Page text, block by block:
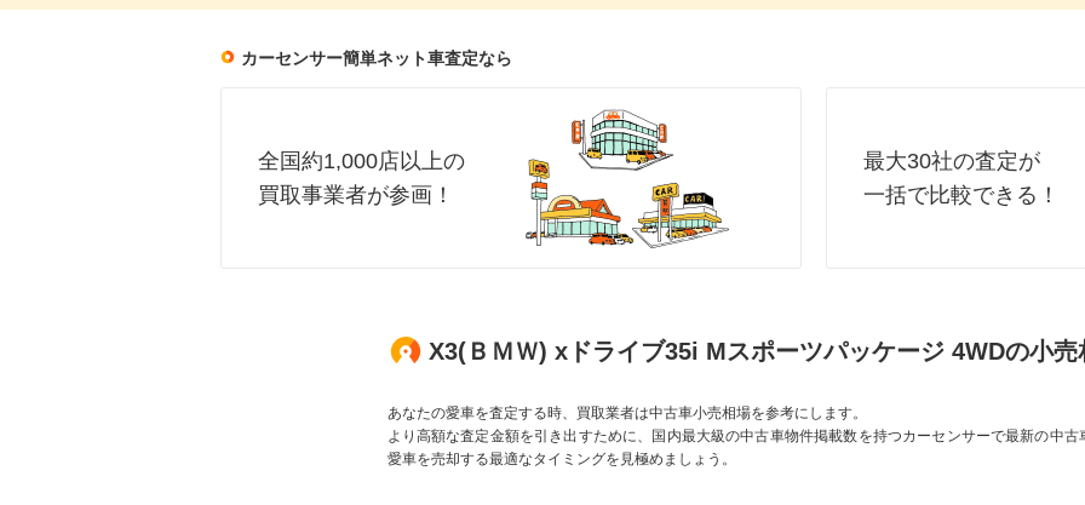
カーセンサー簡単ネット車査定なら
全国約1,000店以上の
買取事業者が参画！
最大30社の査定が
一括で比較できる！
X3(ＢＭＷ) xドライブ35i Mスポーツパッケージ 4WDの小売
あなたの愛車を査定する時、買取業者は中古車小売相場を参考にします。
より高額な査定金額を引き出すために、国内最大級の中古車物件掲載数を持つカーセンサーで最新の中古
愛車を売却する最適なタイミングを見極めましょう。